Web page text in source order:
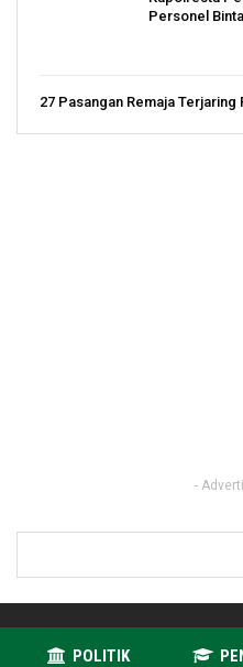
Personel
27 Pasangan Remaja
-
POLITIK